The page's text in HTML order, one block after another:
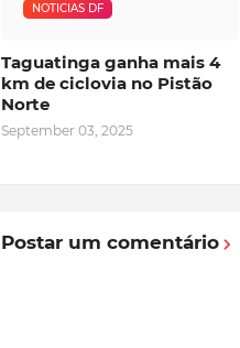
NOTICIAS DF
Taguatinga ganha mais 4
km de ciclovia no Pistão
Norte
September 03, 2025
Postar um comentário